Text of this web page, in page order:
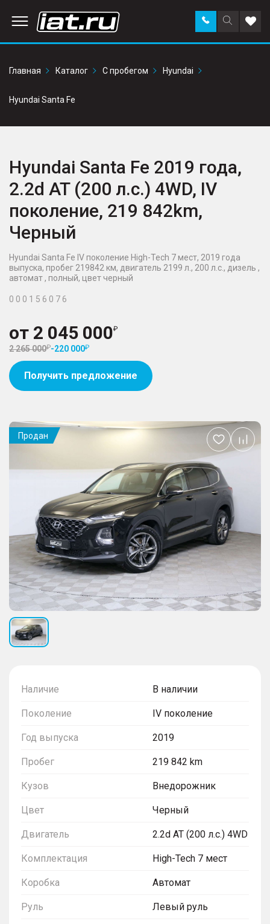
Поиск
по
Заказать
звонок в
Главная
Каталог С пробегом Hyundai
Hyundai Santa Fe
Hyundai Santa Fe 2019 года,
2.2d AT (200 л.с.) 4WD, IV
поколение, 219 842km,
Черный
Hyundai Santa Fe IV поколение High-Tech 7 мест, 2019 года
выпуска, пробег 219842 км, двигатель 2199 л., 200 л.с., дизель ,
автомат , полный, цвет черный
0 0 0 1 5 6 0 7 6
от 2 045 000
2 265 000 -220 000
Получить предложение
Наличие В наличии
Поколение IV поколение
Год выпуска 2019
Пробег 219 842 km
Кузов Внедорожник
Цвет Черный
Двигатель 2.2d AT (200 л.с.) 4WD
Комплектация High-Tech 7 мест
Коробка Автомат
Руль Левый руль
Продан
Добавить
в